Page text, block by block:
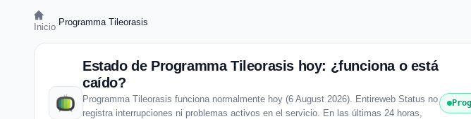
Inicio Programma Tileorasis
Estado de Programma Tileorasis hoy: ¿funciona o está
caído?
Programma Tileorasis funciona normalmente hoy (6 August 2026). Entireweb Status no
registra interrupciones ni problemas activos en el servicio. En las últimas 24 horas,